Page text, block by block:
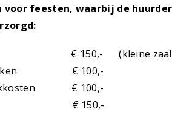
voor feesten, waarbij de
€ 150,- (kleine zaal kan
€ 100,-
€ 100,-
€ 150,-